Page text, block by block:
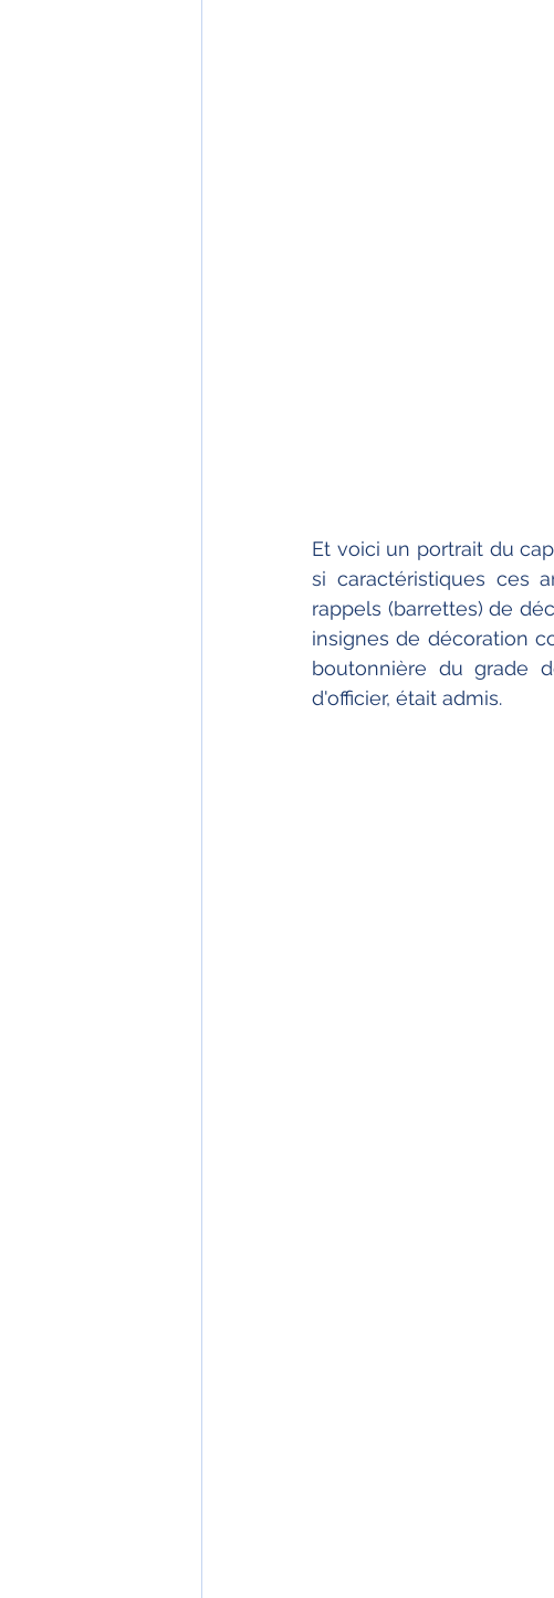
Et voici un portrait du
si caractéristiques ces
rappels (barrettes) de
insignes de décoration
boutonnière du grade
d'officier, était admis.